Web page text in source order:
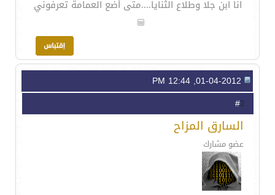
انا ابن جلا وطلاع الثنايا....متى أضع العمامة تعرفوني
2
السارق المزاح
عضو مشارك